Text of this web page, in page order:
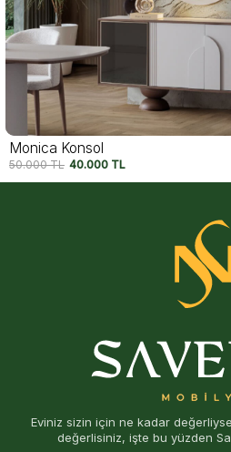
Felix Konsol
54.750TL 42.500TL
Eviniz sizin için ne kadar
değerlisiniz, işte bu yüzden